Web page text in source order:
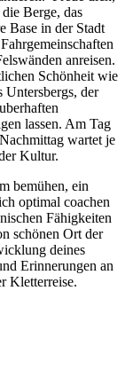
Berge, das
Base in der Stadt
anreisen.
Schönheit wie
Untersbergs, der
lassen. Am Tag
wartet je
Kultur.
bemühen, ein
optimal coachen
Fähigkeiten
schönen Ort der
deines
Erinnerungen an
Kletterreise.